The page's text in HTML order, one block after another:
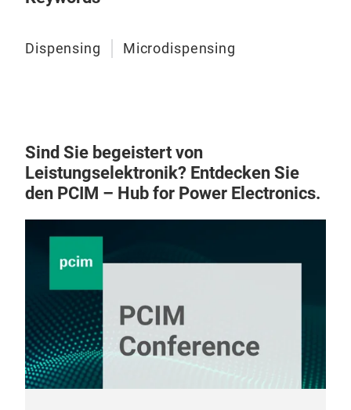
Dispensing Microdispensing
Sind Sie begeistert von
Leistungselektronik? Entdecken Sie
den PCIM – Hub for Power Electronics.